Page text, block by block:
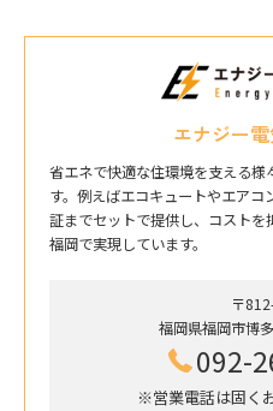
エナジー
省エネで快適な住環境を支える様
す。例えばエコキュートやエア
証までセットで提供し、コスト
福岡で実現しています。
〒
福岡県福岡市博
092-
※営業電話は固く